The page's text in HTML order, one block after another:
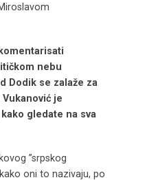
nebu
Dodik se zalaže za
je
gledate na sva
”srpskog
oni to nazivaju, po